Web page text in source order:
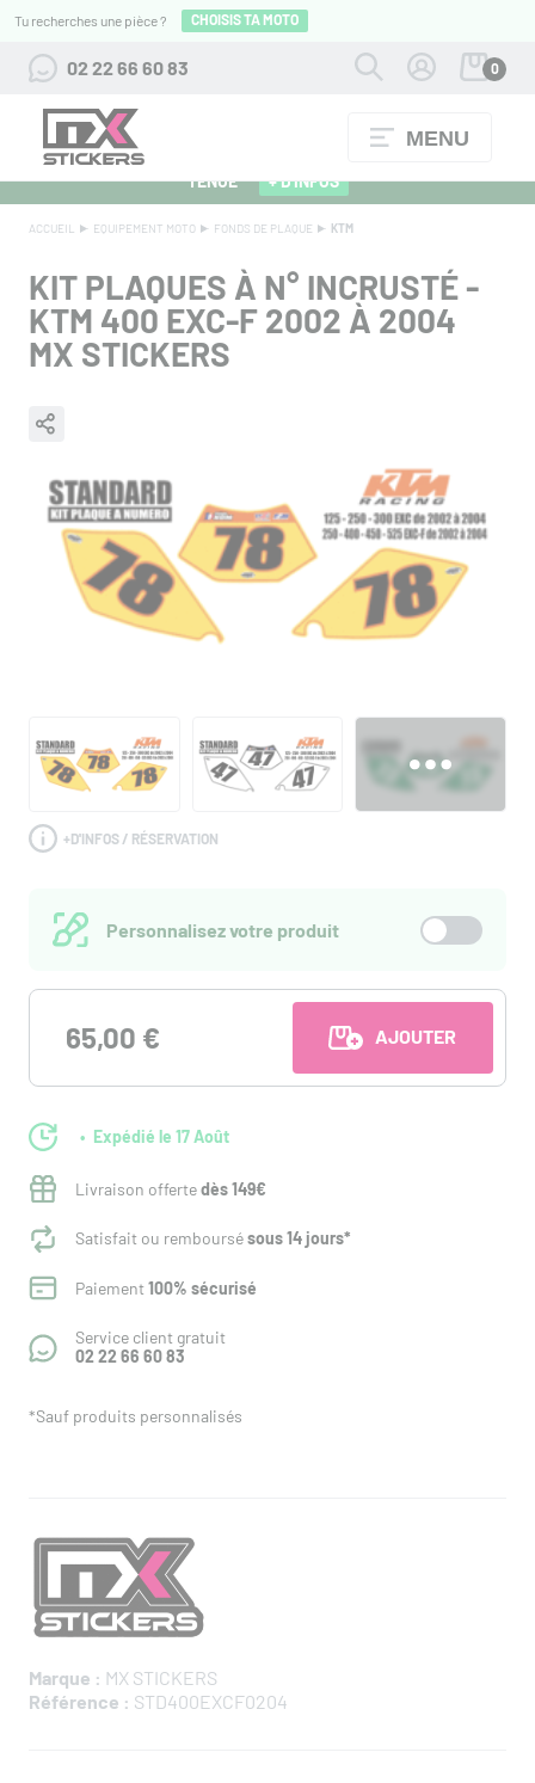
Tu recherches une pièce ? CHOISIS TA MOTO
02 22 66 60 83 0
MENU
ALPINESTARS 27 : FLOCAGE OFFERT POUR L'ACHAT D'UNE
TENUE
+ D'INFOS
ACCUEIL EQUIPEMENT MOTO FONDS DE PLAQUE KTM
KIT PLAQUES À N° INCRUSTÉ -
KTM 400 EXC-F 2002 À 2004
MX STICKERS
+D'INFOS / RÉSERVATION
Personnalisez votre produit
65,00 € AJOUTER AU
Expédié le 17 Août
Livraison offertedès 149€
Satisfait ou remboursésous 14 jours*
Paiement100% sécurisé
Service client gratuit
02 22 66 60 83
*Sauf produits personnalisés
Marque : MX STICKERS
Référence : STD400EXCF0204